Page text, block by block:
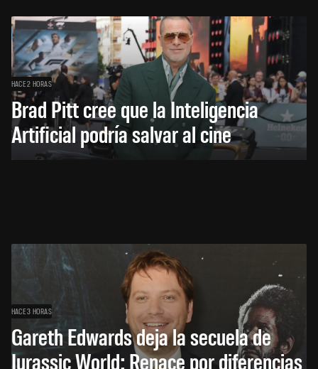
HACE 2 HORAS
Brad Pitt cree que la Inteligencia
Artificial podría salvar al cine
HACE 3 HORAS
Gareth Edwards deja la secuela de
Jurassic World: Renace por diferencias